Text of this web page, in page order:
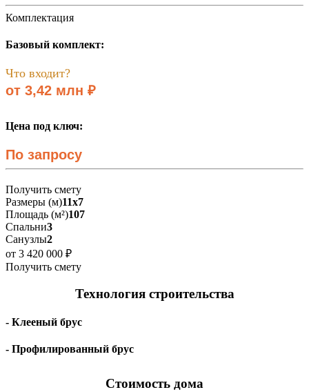
Комплектация
Базовый комплект:
Что входит?
от 3,42 млн ₽
Цена под ключ:
По запросу
Получить смету
Размеры (м)11х7
Площадь (м²)107
Спальни3
Санузлы2
от 3 420 000 ₽
Получить смету
Технология строительства
- Клееный брус
- Профилированный брус
Стоимость дома